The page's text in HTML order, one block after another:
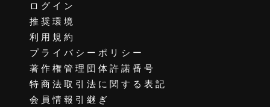
ログイン
推奨環境
利用規約
プライバシーポリシー
著作権管理団体許諾番号
特商法取引法に関する表記
会員情報引継ぎ